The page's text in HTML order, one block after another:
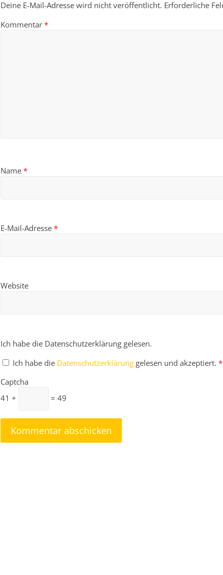
Deine E-Mail-Adresse wird nicht veröffentlicht. Erforderliche
Kommentar *
Name *
E-Mail-Adresse *
Website
Ich habe die Datenschutzerklärung gelesen.
Ich habe die Datenschutzerklärung gelesen und akzeptiert. *
Captcha
41 +
= 49